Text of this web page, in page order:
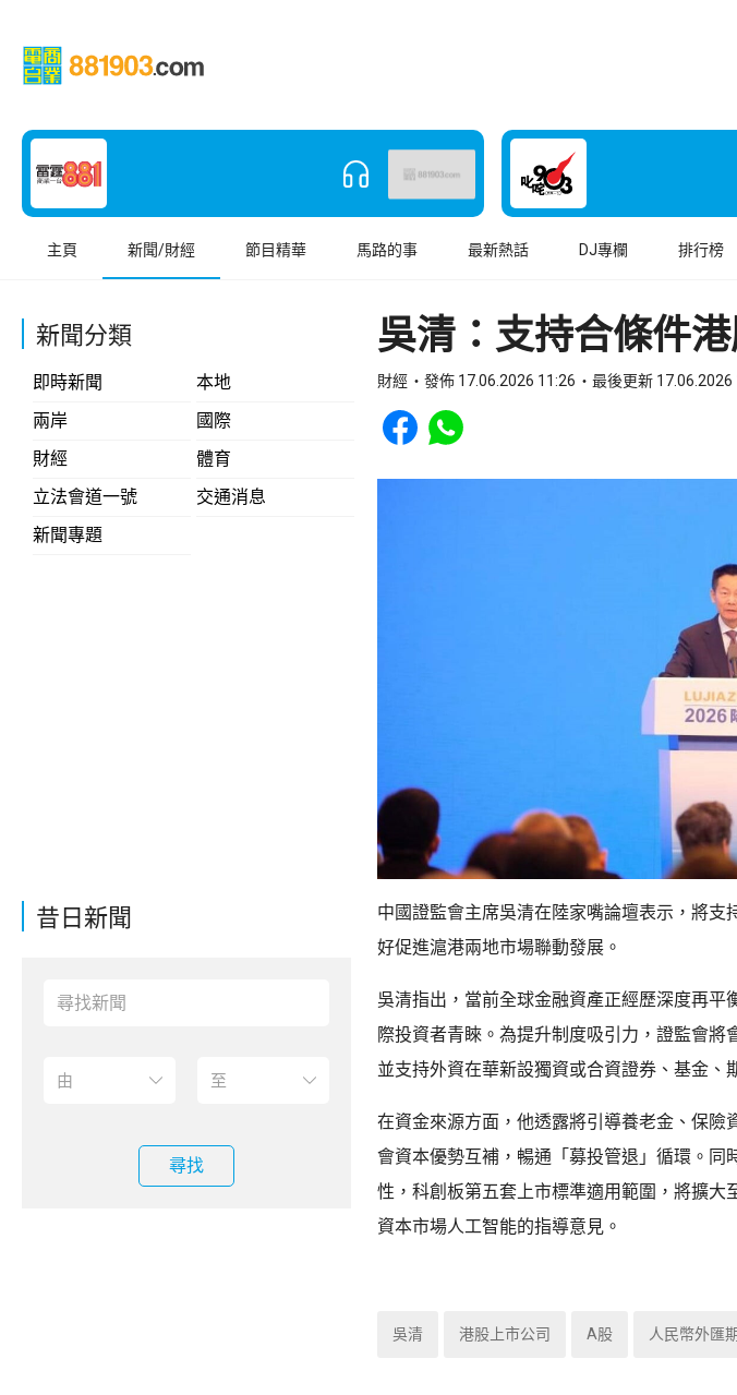
主頁 新聞/財經 節目精華 馬路的事 最新熱話 DJ專欄 排行榜
新聞分類
即時新聞
本地
兩岸
國際
財經
體育
立法會道一號
交通消息
新聞專題
昔日新聞
尋找
吳清：支持合條件
財經 發佈 17.06.2026 11:26 最後更新 17.06.2026
Share to Facebook
Share to WhatsApp
中國證監會主席吳清在陸家嘴論壇表示，將
好促進滬港兩地市場聯動發展。
吳清指出，當前全球金融資產正經歷深度再
際投資者青睞。為提升制度吸引力，證監會將
並支持外資在華新設獨資或合資證券、基金、
在資金來源方面，他透露將引導養老金、保
會資本優勢互補，暢通「募投管退」循環。
性，科創板第五套上市標準適用範圍，將擴
資本市場人工智能的指導意見。
吳清 港股上市公司 A股 人民幣外匯